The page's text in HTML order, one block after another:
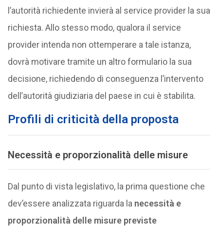
l’autorità richiedente invierà al service provider la sua
richiesta. Allo stesso modo, qualora il service
provider intenda non ottemperare a tale istanza,
dovrà motivare tramite un altro formulario la sua
decisione, richiedendo di conseguenza l’intervento
dell’autorità giudiziaria del paese in cui è stabilita.
Profili di criticità della proposta
Necessità e proporzionalità delle misure
Dal punto di vista legislativo, la prima questione che
dev’essere analizzata riguarda la necessità e
proporzionalità delle misure previste